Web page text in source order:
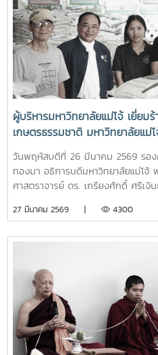
ผู้บริหารมหาวิทยาลัยแม่โจ้ เยี่ย
เกษตรธรรมชาติ มหาวิทยาลัยแม่
เพื่อเป็นแหล่งรวมสินค้าออร์แกนิ
เกษตรอินทรีย์
วันพฤหัสบดีที่ 26 มีนาคม 2569 รอง
ทองมา อธิการบดีมหาวิทยาลัยแม่โจ้
ศาสตราจารย์ ดร. เกรียงศักดิ์ ศรีเงิ
พัฒนาเกษตรธรรมชาติ มหาวิทยาลัยแ
และ ผลิตภัณฑ์สินค้าเกษตรอินทรีย์ ที่
พัฒนาเกษตรธรรมชาติ มหาวิทยาลัยแ
ความสะดวกให้กับผู้ที่ต้องการซื้อสิน
ศูนย์วิจัยและพัฒนาเกษตรธรรมชาติ
สามารถหาซื้อสินค้าได้งานขึ้นเปิดให้บ
08.00 - 17.00 น.สอบถามรายละเอี
4888305แผนที่ :
https://maps.app.goo.gl/
27 มีนาคม 2569 | 4300